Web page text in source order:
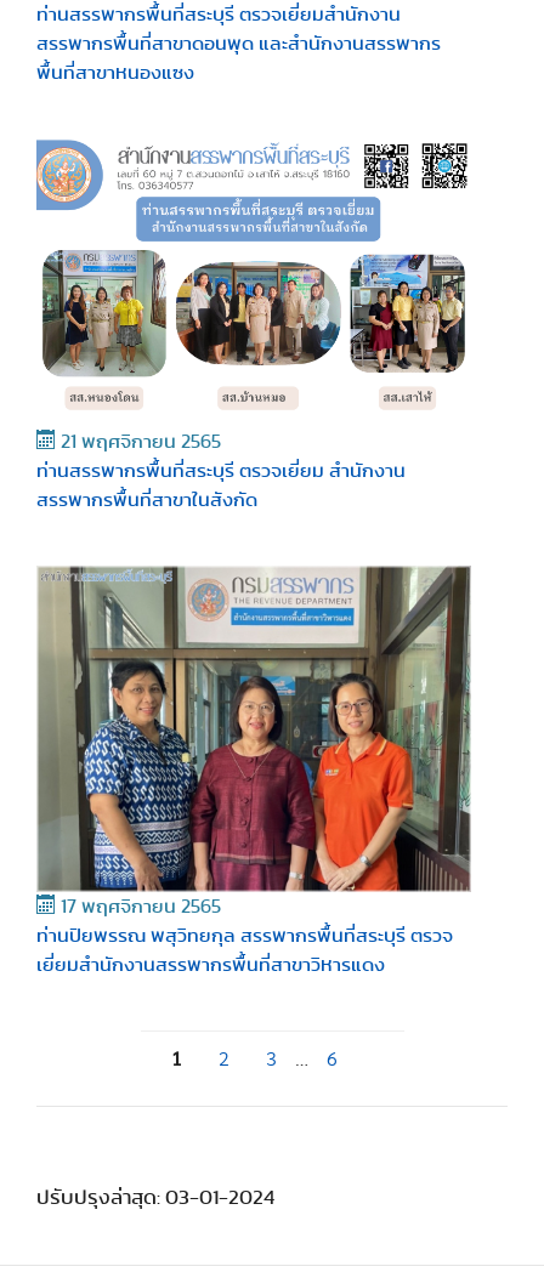
ท่านสรรพากรพื้นที่สระบุรี ตรวจเยี่ยมสำนักงาน
สรรพากรพื้นที่สาขาดอนพุด และสำนักงานสรรพากร
พื้นที่สาขาหนองแซง
21 พฤศจิกายน 2565
ท่านสรรพากรพื้นที่สระบุรี ตรวจเยี่ยม สำนักงาน
สรรพากรพื้นที่สาขาในสังกัด
17 พฤศจิกายน 2565
ท่านปิยพรรณ พสุวิทยกุล สรรพากรพื้นที่สระบุรี ตรวจ
เยี่ยมสำนักงานสรรพากรพื้นที่สาขาวิหารแดง
1 2 3 6
ปรับปรุงล่าสุด: 03-01-2024